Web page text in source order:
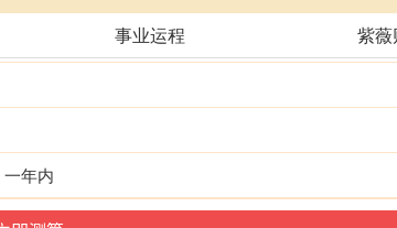
事业运程 紫薇
一年内